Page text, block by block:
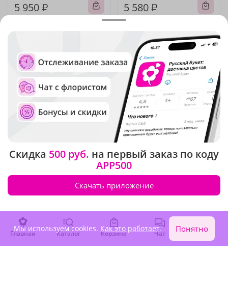
5 950 ₽ 5 580 ₽
5 (1609)
Букет "Океан эмоций"
5(263)
Букет "Ода чувств"
7 980 ₽
Главная Каталог Корзина Чат Войти
Скидка 500 руб. на первый заказ по коду
APP500
Скачать приложение
Мы используем cookies. Как это работает. Понятно